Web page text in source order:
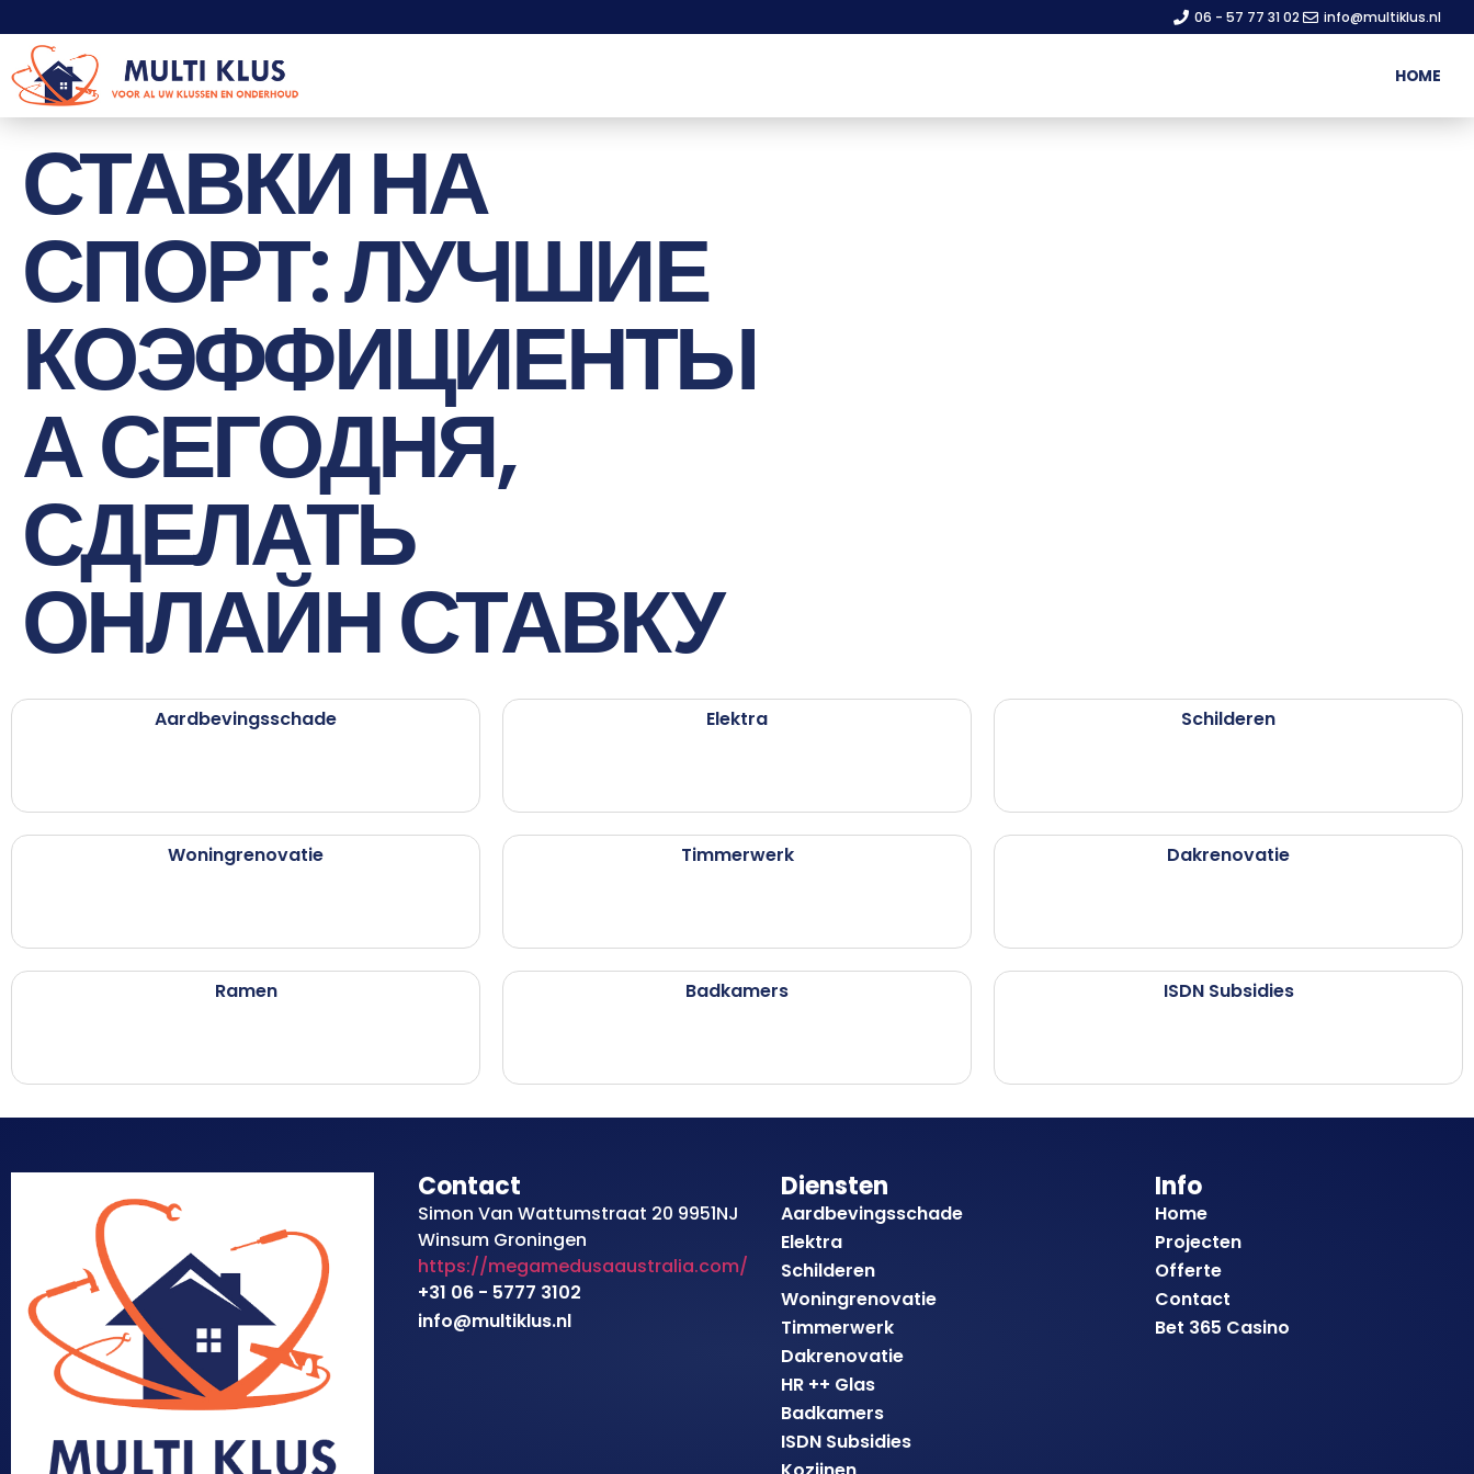
06 - 57 77 31 02 info@multiklus.nl
HOME
СТАВКИ НА
СПОРТ: ЛУЧШИЕ
КОЭФФИЦИЕНТЫ
А СЕГОДНЯ,
СДЕЛАТЬ
ОНЛАЙН СТАВКУ
Aardbevingsschade Elektra Schilderen
Woningrenovatie Timmerwerk Dakrenovatie
Ramen Badkamers ISDN Subsidies
Info
Home
Projecten
Offerte
Contact
Bet 365 Casino
Diensten
Aardbevingsschade
Elektra
Schilderen
Woningrenovatie
Timmerwerk
Dakrenovatie
HR ++ Glas
Badkamers
ISDN Subsidies
Contact
Simon Van Wattumstraat 20 9951NJ
Winsum Groningen
https://megamedusaaustralia.com/
+31 06 - 5777 3102
info@multiklus.nl